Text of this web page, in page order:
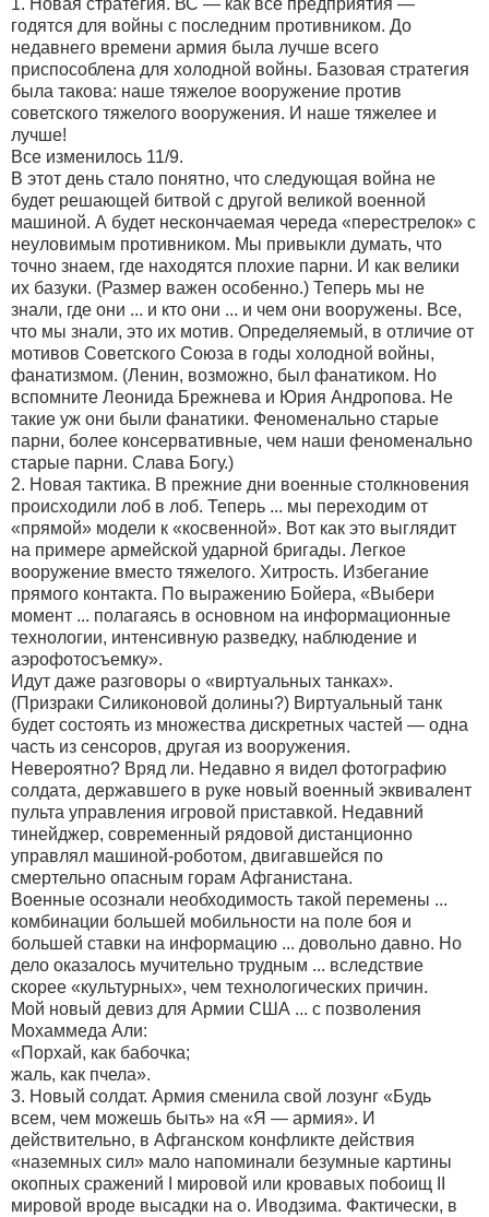
1. Новая стратегия. ВС — как все предприятия —
годятся для войны с последним противником. До
недавнего времени армия была лучше всего
приспособлена для холодной войны. Базовая стратегия
была такова: наше тяжелое вооружение против
советского тяжелого вооружения. И наше тяжелее и
лучше!
Все изменилось 11/9.
В этот день стало понятно, что следующая война не
будет решающей битвой с другой великой военной
машиной. А будет нескончаемая череда «перестрелок» с
неуловимым противником. Мы привыкли думать, что
точно знаем, где находятся плохие парни. И как велики
их базуки. (Размер важен особенно.) Теперь мы не
знали, где они ... и кто они ... и чем они вооружены. Все,
что мы знали, это их мотив. Определяемый, в отличие от
мотивов Советского Союза в годы холодной войны,
фанатизмом. (Ленин, возможно, был фанатиком. Но
вспомните Леонида Брежнева и Юрия Андропова. Не
такие уж они были фанатики. Феноменально старые
парни, более консервативные, чем наши феноменально
старые парни. Слава Богу.)
2. Новая тактика. В прежние дни военные столкновения
происходили лоб в лоб. Теперь ... мы переходим от
«прямой» модели к «косвенной». Вот как это выглядит
на примере армейской ударной бригады. Легкое
вооружение вместо тяжелого. Хитрость. Избегание
прямого контакта. По выражению Бойера, «Выбери
момент ... полагаясь в основном на информационные
технологии, интенсивную разведку, наблюдение и
аэрофотосъемку».
Идут даже разговоры о «виртуальных танках».
(Призраки Силиконовой долины?) Виртуальный танк
будет состоять из множества дискретных частей — одна
часть из сенсоров, другая из вооружения.
Невероятно? Вряд ли. Недавно я видел фотографию
солдата, державшего в руке новый военный эквивалент
пульта управления игровой приставкой. Недавний
тинейджер, современный рядовой дистанционно
управлял машиной-роботом, двигавшейся по
смертельно опасным горам Афганистана.
Военные осознали необходимость такой перемены ...
комбинации большей мобильности на поле боя и
большей ставки на информацию ... довольно давно. Но
дело оказалось мучительно трудным ... вследствие
скорее «культурных», чем технологических причин.
Мой новый девиз для Армии США ... с позволения
Мохаммеда Али:
«Порхай, как бабочка;
жаль, как пчела».
3. Новый солдат. Армия сменила свой лозунг «Будь
всем, чем можешь быть» на «Я — армия». И
действительно, в Афганском конфликте действия
«наземных сил» мало напоминали безумные картины
окопных сражений I мировой или кровавых побоищ II
мировой вроде высадки на о. Иводзима. Фактически, в